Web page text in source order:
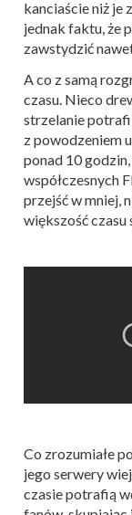
kanciaście niż je
jednak faktu, że
zawstydzić
A co z samą
czasu. Nieco
strzelanie
z powodzeniem
ponad 10
współczesnych
przejść w mniej,
większość czasu
Co zrozumiałe
jego serwery
czasie potrafią